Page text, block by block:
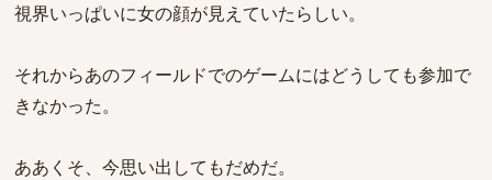
視界いっぱいに女の顔が見えていたらしい。
それからあのフィールドでのゲームにはどうしても参加で
きなかった。
ああくそ、今思い出してもだめだ。